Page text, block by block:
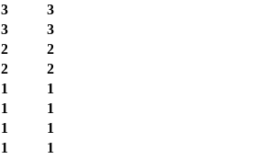
3
3
3
3
2
2
2
2
1
1
1
1
1
1
1
1